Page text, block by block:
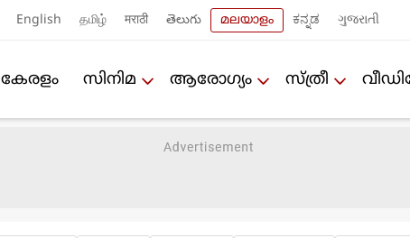
English தமிழ் मराठी తెలుగు മലയാളം ಕನ್ನಡ ગુજરાતી
കേരളം സിനിമ ആരോഗ്യം സ്ത്രീ